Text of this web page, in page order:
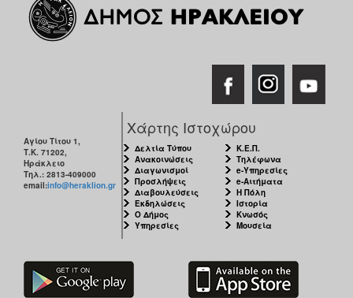
Αγίου Τίτου 1,
Τ.Κ. 71202,
Ηράκλειο
Τηλ.: 2813-409000
email:info@heraklion.gr
Χάρτης Ιστοχώρου
Δελτία Τύπου
Ανακοινώσεις
Διαγωνισμοί
Προσλήψεις
Διαβουλεύσεις
Εκδηλώσεις
Ο Δήμος
Υπηρεσίες
Κ.Ε.Π.
Τηλέφωνα
e-Υπηρεσίες
e-Αιτήματα
Η Πόλη
Ιστορία
Κνωσός
Μουσεία